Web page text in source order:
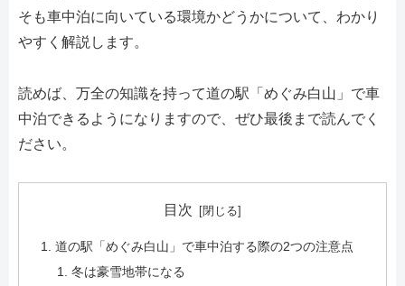
そも車中泊に向いている環境かどうかについて、わかり
やすく解説します。
読めば、万全の知識を持って道の駅「めぐみ白山」で車
中泊できるようになりますので、ぜひ最後まで読んでく
ださい。
目次
道の駅「めぐみ白山」で車中泊する際の2つの注意点
冬は豪雪地帯になる